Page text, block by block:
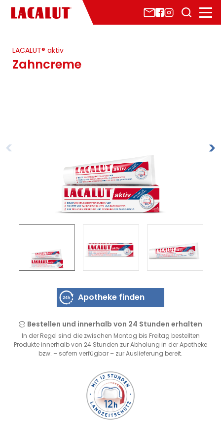
Marke & Geschichte
Zahnpflege
Zahnprobleme
Zahncremes
LACALUT® aktiv
Zahncreme
Apotheke finden
Bestellen und innerhalb von 24 Stunden erhalten
In der Regel sind die zwischen Montag bis Freitag bestellten
Produkte innerhalb von 24 Stunden zur Abholung in der Apotheke
bzw. – sofern verfügbar – zur Auslieferung bereit.